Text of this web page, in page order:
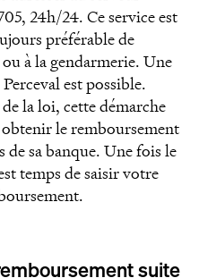
24h/24. Ce service est
préférable de
à la gendarmerie. Une
est possible.
la loi, cette démarche
obtenir le remboursement
de sa banque. Une fois le
temps de saisir votre
suite